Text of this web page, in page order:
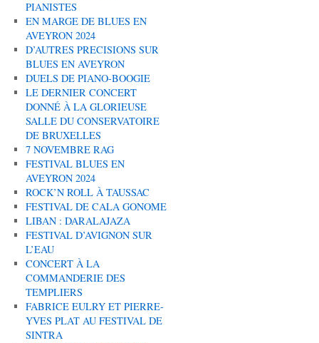
PIANISTES
EN MARGE DE BLUES EN
AVEYRON 2024
D’AUTRES PRECISIONS SUR
BLUES EN AVEYRON
DUELS DE PIANO-BOOGIE
LE DERNIER CONCERT
DONNÉ À LA GLORIEUSE
SALLE DU CONSERVATOIRE
DE BRUXELLES
7 NOVEMBRE RAG
FESTIVAL BLUES EN
AVEYRON 2024
ROCK’N ROLL À TAUSSAC
FESTIVAL DE CALA GONOME
LIBAN : DARALAJAZA
FESTIVAL D’AVIGNON SUR
L’EAU
CONCERT À LA
COMMANDERIE DES
TEMPLIERS
FABRICE EULRY ET PIERRE-
YVES PLAT AU FESTIVAL DE
SINTRA